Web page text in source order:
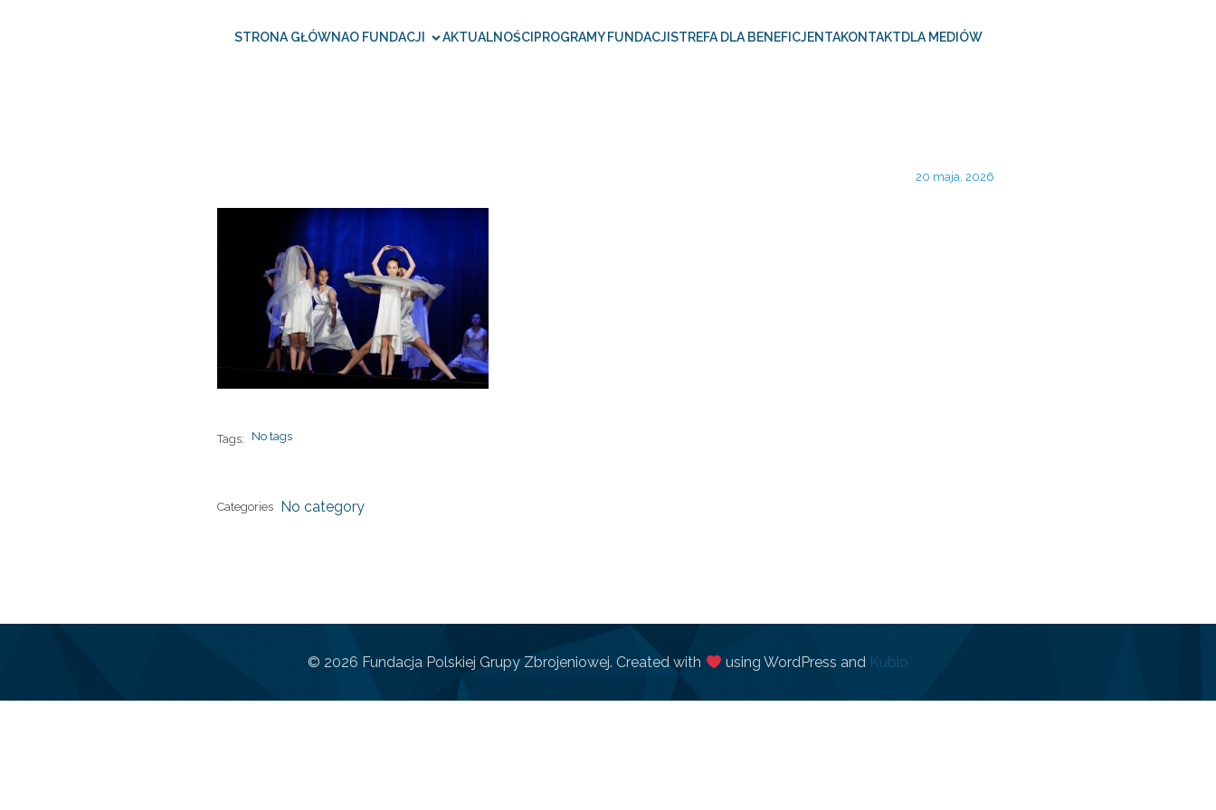
STRONA GŁÓWNAO FUNDACJI AKTUALNOŚCI PROGRAMY FUNDACJI STREFA DLA BENEFICJENTAKONTAKTDLA MEDIÓW
20 maja, 2026
Tags: No tags
Categories No category
© 2026 Fundacja Polskiej Grupy Zbrojeniowej. Created with using WordPress and Kubio